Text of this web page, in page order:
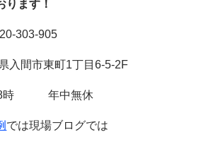
ります！
303-905
入間市東町1丁目6-5-2F
18時 年中無休
では現場ブログでは